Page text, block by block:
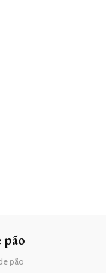
pão
pão